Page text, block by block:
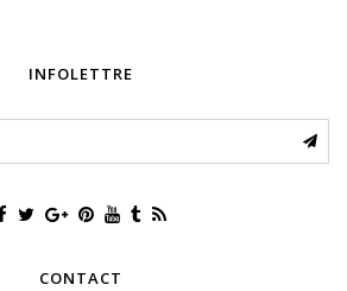
INFOLETTRE
CONTACT